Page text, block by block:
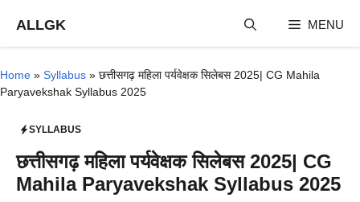
content
ALLGK MENU
Home » Syllabus » छत्तीसगढ़ महिला पर्यवेक्षक सिलेबस 2025| CG Mahila
Paryavekshak Syllabus 2025
SYLLABUS
छत्तीसगढ़ महिला पर्यवेक्षक सिलेबस 2025| CG
Mahila Paryavekshak Syllabus 2025